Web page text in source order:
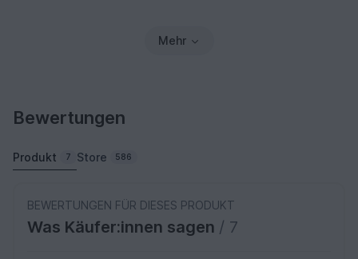
Mehr
Bewertungen
Produkt 7 Store 586
BEWERTUNGEN FÜR DIESES PRODUKT
Was Käufer:innen sagen / 7